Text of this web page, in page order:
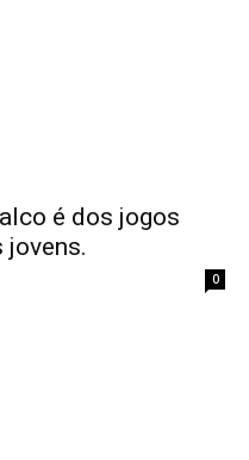
é dos jogos
0